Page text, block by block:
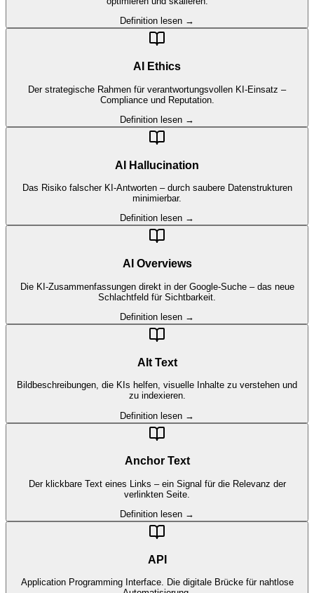
Definition lesen →
AI Ethics
Der strategische Rahmen für verantwortungsvollen KI-Einsatz –
Compliance und Reputation.
Definition lesen →
AI Hallucination
Das Risiko falscher KI-Antworten – durch saubere Datenstrukturen
minimierbar.
Definition lesen →
AI Overviews
Die KI-Zusammenfassungen direkt in der Google-Suche – das neue
Schlachtfeld für Sichtbarkeit.
Definition lesen →
Alt Text
Bildbeschreibungen, die KIs helfen, visuelle Inhalte zu verstehen und
zu indexieren.
Definition lesen →
Anchor Text
Der klickbare Text eines Links – ein Signal für die Relevanz der
verlinkten Seite.
Definition lesen →
API
Application Programming Interface. Die digitale Brücke für nahtlose